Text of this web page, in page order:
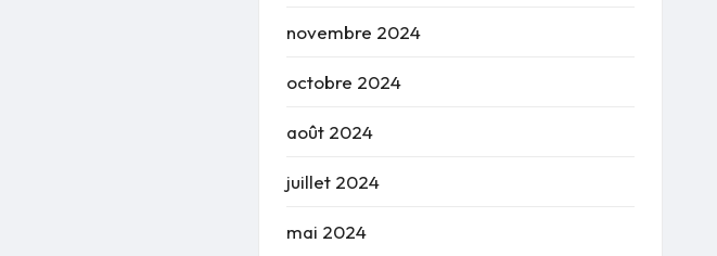
novembre 2024
octobre 2024
août 2024
juillet 2024
mai 2024